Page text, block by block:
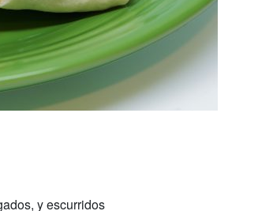
y escurridos